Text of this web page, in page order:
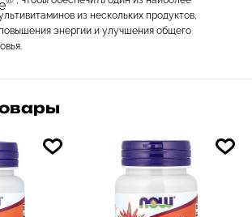
из нескольких продуктов,
энергии и улучшения общего